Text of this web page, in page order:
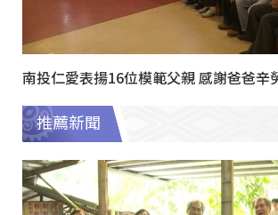
南投仁愛表揚16位模範父親 感謝爸爸辛
推薦新聞